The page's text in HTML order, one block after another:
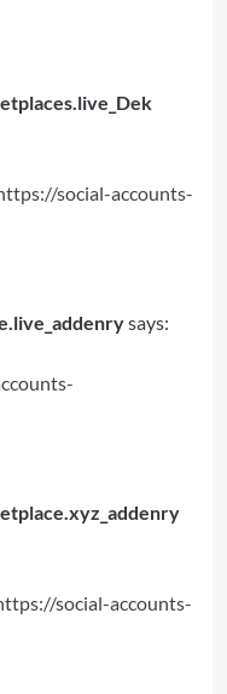
social-accounts-
says:
social-accounts-